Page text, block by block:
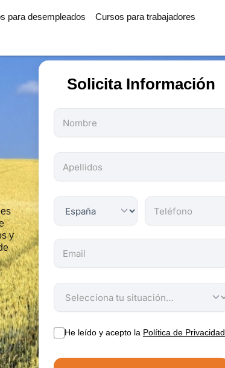
para desempleados Cursos para trabajadores
y
Solicita Información
Todos
los
son
obligatorios.
He leído y acepto la Política de Privacidad